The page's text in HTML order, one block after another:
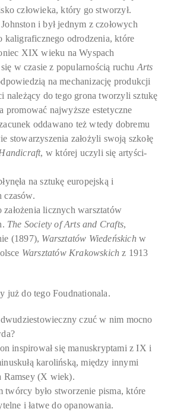
człowieka, który go stworzył.
i był jednym z czołowych
odrodzenia, które
XIX wieku na Wyspach
w czasie z popularnością ruchu Arts
na mechanizację produkcji
należący do tego grona tworzyli sztukę
promować najwyższe estetyczne
oddawano też wtedy dobremu
stowarzyszenia założyli swoją szkołę
, w której uczyli się artyści-
na sztukę europejską i
czasów.
założenia licznych warsztatów
The Society of Arts and Crafts,
(1897), Warsztatów Wiedeńskich w
Warsztatów Krakowskich z 1913
już do tego Foudnationala.
czuć w nim mocno
inspirował się manuskryptami z IX i
karolińską, między innymi
Ramsey (X wiek).
twórcy było stworzenie pisma, które
i łatwe do opanowania.